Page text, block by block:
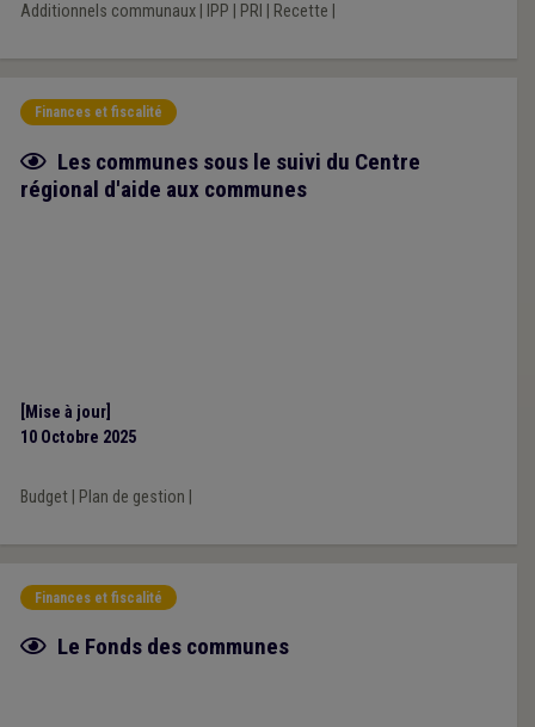
Additionnels communaux| IPP PRI Recette
Finances et fiscalité
Fiche focus
Les communes sous le suivi du Centre
régional d'aide aux communes
[Mise à jour]
10 Octobre 2025
Budget| Plan de gestion
Finances et fiscalité
Fiche focus
Le Fonds des communes